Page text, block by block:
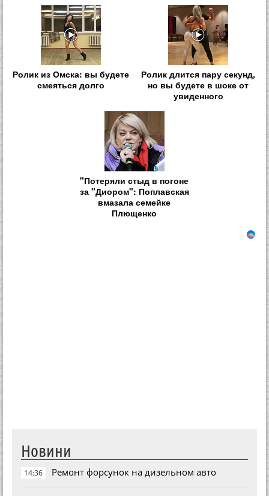
Ролик из Омска: вы будете
смеяться долго
Ролик длится пару секунд,
но вы будете в шоке от
увиденного
"Потеряли стыд в погоне
за "Диором": Поплавская
вмазала семейке
Плющенко
Новини
14:36 Ремонт форсунок на дизельном авто